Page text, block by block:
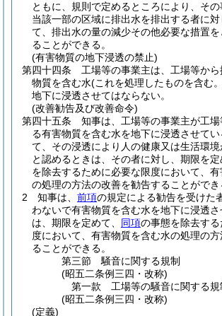
ともに、規則で定めるところにより、そ
当該一部の区域に排出水を排出する者に
て、排出水の量の減少その他必要な措置
ることができる。
(有害物質の地下浸透の禁止)
第四十四条
工場等の事業主は、工場等か
物質を含む水(これを処理したものを含む
地下に浸透させてはならない。
(改善勧告及び改善命令)
第四十五条
知事は、工場等の事業主が工
る有害物質を含む水を地下に浸透させて
て、その浸透により人の健康又は生活環
と認めるときは、その者に対し、期限を
を除去するために必要な限度において、
の処理の方法の改善を勧告することができ
2
知事は、 前項の規定による勧告を受けた
わないで有害物質を含む水を地下に浸透さ
は、期限を定めて、 同項の事態を除去す
度において、有害物質を含む水の処理の
ることができる。
第三節
騒音に関する規制
(昭五二条例三四・改称)
第一款
工場等の騒音に関する規
(昭五二条例三四・改称)
(定義)